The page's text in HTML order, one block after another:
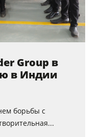
Group в
в Индии
борьбы с